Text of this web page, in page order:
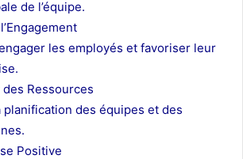
de l’équipe.
les employés et favoriser leur
Ressources
planification des équipes et des
Positive